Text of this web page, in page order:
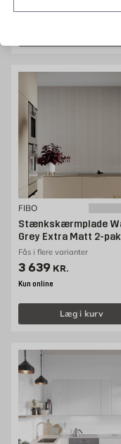
FIBO
Stænkskærmplade
Grey Extra Matt 2-pak
Fås i flere varianter
Pris 3639 kr. /stk
3 639 KR.
Kun online
Læg i kurv